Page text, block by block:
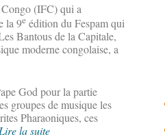
(IFC) qui a
la 9e édition du Fespam qui
Bantous de la Capitale,
moderne congolaise, a
God pour la partie
groupes de musique les
Pharaoniques, ces
la suite